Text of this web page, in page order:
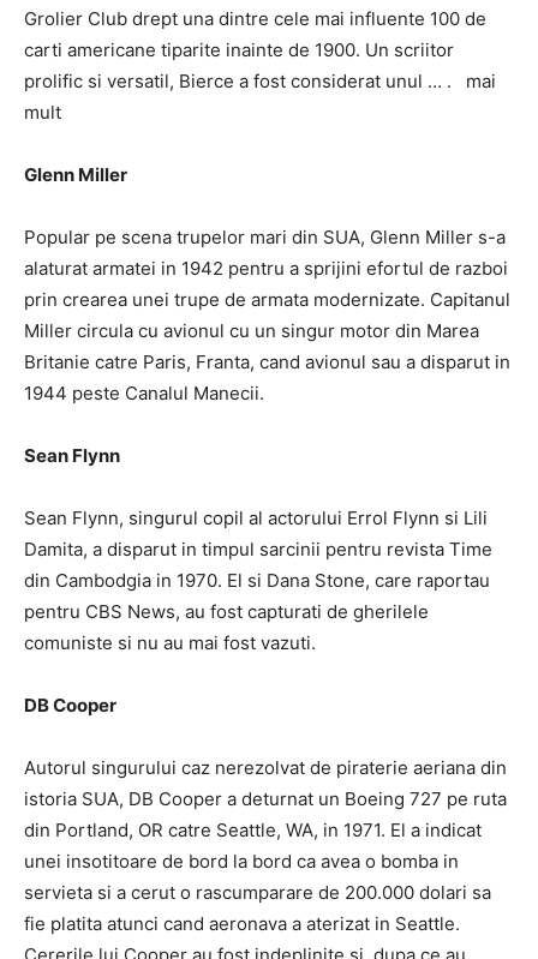
Grolier Club drept una dintre cele mai influente 100 de
carti americane tiparite inainte de 1900. Un scriitor
prolific si versatil, Bierce a fost considerat unul … . mai
mult
Glenn Miller
Popular pe scena trupelor mari din SUA, Glenn Miller s-a
alaturat armatei in 1942 pentru a sprijini efortul de razboi
prin crearea unei trupe de armata modernizate. Capitanul
Miller circula cu avionul cu un singur motor din Marea
Britanie catre Paris, Franta, cand avionul sau a disparut in
1944 peste Canalul Manecii.
Sean Flynn
Sean Flynn, singurul copil al actorului Errol Flynn si Lili
Damita, a disparut in timpul sarcinii pentru revista Time
din Cambodgia in 1970. El si Dana Stone, care raportau
pentru CBS News, au fost capturati de gherilele
comuniste si nu au mai fost vazuti.
DB Cooper
Autorul singurului caz nerezolvat de piraterie aeriana din
istoria SUA, DB Cooper a deturnat un Boeing 727 pe ruta
din Portland, OR catre Seattle, WA, in 1971. El a indicat
unei insotitoare de bord la bord ca avea o bomba in
servieta si a cerut o rascumparare de 200.000 dolari sa
fie platita atunci cand aeronava a aterizat in Seattle.